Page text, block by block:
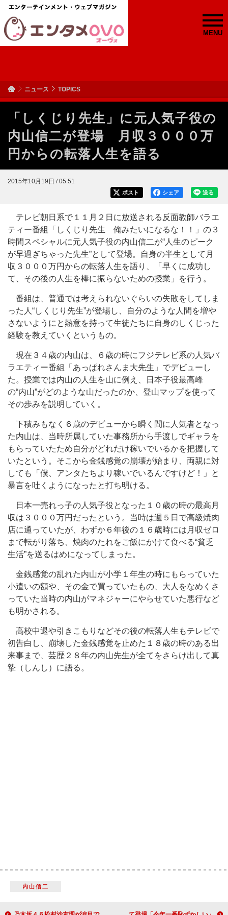
MENU
ニュース TOPICS
「しくじり先生」に元人気子役の
内山信二が登場 月収３０００万
円からの転落人生を語る
2015年10月19日 / 05:51
送る
シェア
ポスト
テレビ朝日系で１１月２日に放送される反面教師バラエ
ティー番組「しくじり先生 俺みたいになるな！！」の３
時間スペシャルに元人気子役の内山信二が“人生のピーク
が早過ぎちゃった先生”として登場。自身の半生として月
収３０００万円からの転落人生を語り、「早くに成功し
て、その後の人生を棒に振らないための授業」を行う。
番組は、普通では考えられないぐらいの失敗をしてしま
った人“しくじり先生”が登場し、自分のような人間を増や
さないようにと熱意を持って生徒たちに自身のしくじった
経験を教えていくというもの。
現在３４歳の内山は、６歳の時にフジテレビ系の人気バ
ラエティー番組「あっぱれさんま大先生」でデビューし
た。授業では内山の人生を山に例え、日本子役最高峰
の“内山”がどのような山だったのか、登山マップを使って
その歩みを説明していく。
下積みもなく６歳のデビューから瞬く間に人気者となっ
た内山は、当時所属していた事務所から手渡しでギャラを
もらっていたため自分がどれだけ稼いでいるかを把握して
いたという。そこから金銭感覚の崩壊が始まり、両親に対
しても「僕、アンタたちより稼いでいるんですけど！」と
暴言を吐くようになったと打ち明ける。
日本一売れっ子の人気子役となった１０歳の時の最高月
収は３０００万円だったという。当時は週５日で高級焼肉
店に通っていたが、わずか６年後の１６歳時には月収ゼロ
まで転がり落ち、焼肉のたれをご飯にかけて食べる“貧乏
生活”を送るはめになってしまった。
金銭感覚の乱れた内山が小学１年生の時にもらっていた
小遣いの額や、その金で買っていたもの、大人をなめくさ
っていた当時の内山がマネジャーにやらせていた悪行など
も明かされる。
高校中退や引きこもりなどその後の転落人生もテレビで
初告白し、崩壊した金銭感覚を止めた１８歳の時のある出
来事まで、芸歴２８年の内山先生が全てをさらけ出して真
摯（しんし）に語る。
内山信二